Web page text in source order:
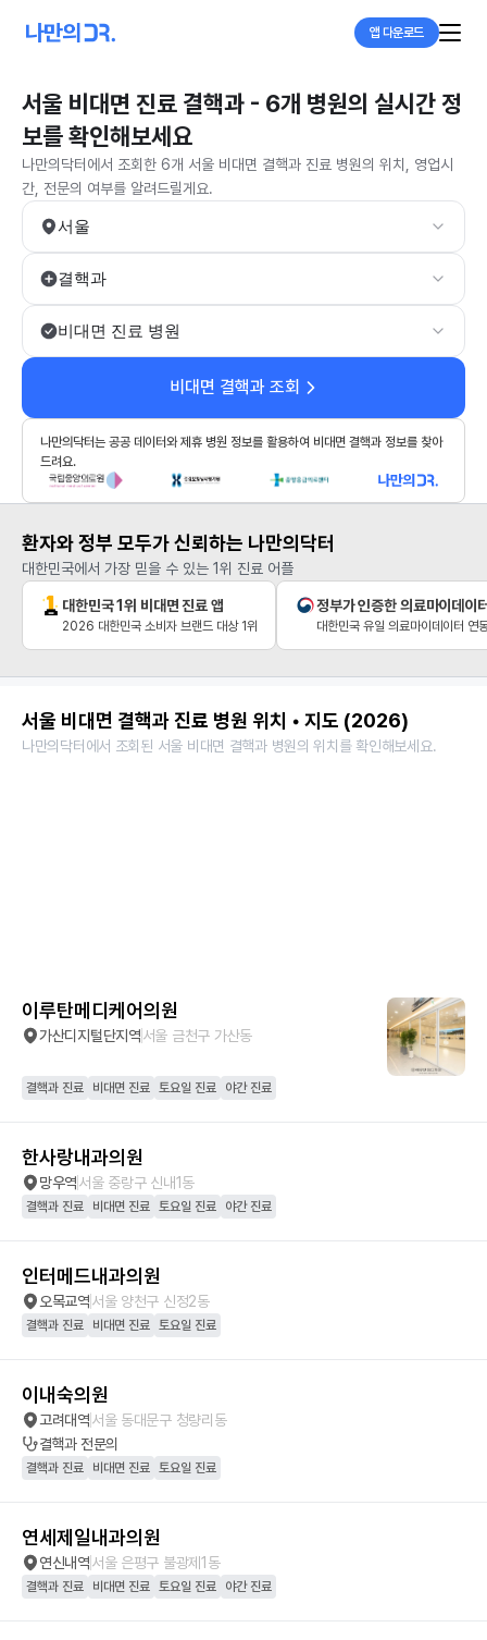
앱 다운로드
서울 비대면 진료 결핵과 - 6개 병원의 실시간 정
보를 확인해보세요
나만의닥터에서 조회한 6개 서울 비대면 결핵과 진료 병원의 위치, 영업시
간, 전문의 여부를 알려드릴게요.
서울
결핵과
비대면 진료 병원
비대면 결핵과 조회
나만의닥터는 공공 데이터와 제휴 병원 정보를 활용하여 비대면 결핵과 정보를 찾아
드려요.
환자와 정부 모두가 신뢰하는 나만의닥터
대한민국에서 가장 믿을 수 있는 1위 진료 어플
대한민국 1위 비대면 진료 앱
2026 대한민국 소비자 브랜드 대상 1위
정부가 인증한 의료마이데이
대한민국 유일 의료마이데이터 연
서울 비대면 결핵과 진료 병원 위치 • 지도 (2026)
나만의닥터에서 조회된 서울 비대면 결핵과 병원의 위치를 확인해보세요.
이루탄메디케어의원
가산디지털단지역서울 금천구 가산동
결핵과 진료 비대면 진료 토요일 진료 야간 진료
한사랑내과의원
망우역서울 중랑구 신내1동
결핵과 진료 비대면 진료 토요일 진료 야간 진료
인터메드내과의원
오목교역서울 양천구 신정2동
결핵과 진료 비대면 진료 토요일 진료
이내숙의원
고려대역서울 동대문구 청량리동
결핵과전문의
결핵과 진료 비대면 진료 토요일 진료
연세제일내과의원
연신내역서울 은평구 불광제1동
결핵과 진료 비대면 진료 토요일 진료 야간 진료